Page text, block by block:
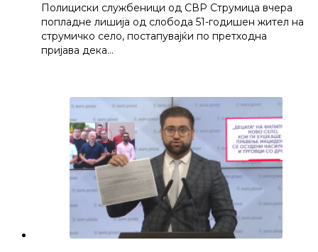
Полициски службеници од СВР Струмица вчера
попладне лишија од слобода 51-годишен жител на
струмичко село, постапувајќи по претходна
пријава дека…